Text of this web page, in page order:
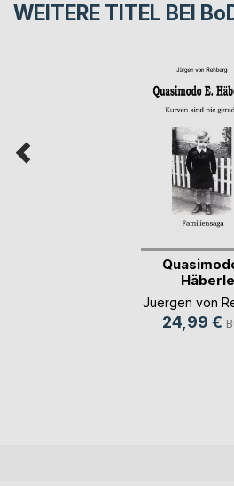
WEITERE TITEL BEI
Häberle
Juergen von
24,99 €